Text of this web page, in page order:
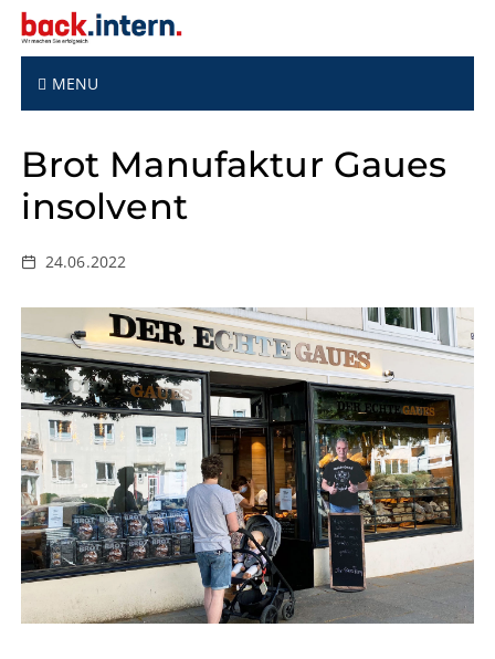
MENU
Brot Manufaktur Gaues
insolvent
24.06.2022